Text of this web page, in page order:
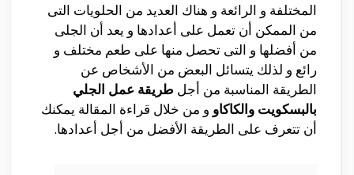
المختلفة و الرائعة و هناك العديد من الحلويات التى
من الممكن أن تعمل على أعدادها و يعد أن الجلى
من أفضلها و التى تحصل منها على طعم مختلف و
رائع و لذلك يتسائل البعض من الأشخاص عن
الطريقة المناسبة من أجل طريقة عمل الجلي
بالبسكويت والكاكاو و من خلال قراءة المقالة يمكنك
أن تتعرف على الطريقة الأفضل من أجل أعدادها.